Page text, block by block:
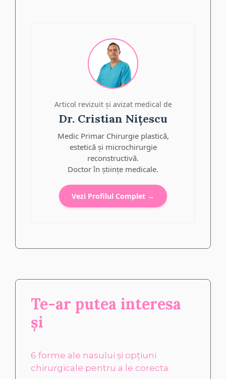
Articol revizuit și avizat medical de
Dr. Cristian Nițescu
Medic Primar Chirurgie plastică,
estetică și microchirurgie
reconstructivă.
Doctor în științe medicale.
Vezi Profilul Complet →
Te-ar putea interesa
și
6 forme ale nasului și opțiuni
chirurgicale pentru a le corecta